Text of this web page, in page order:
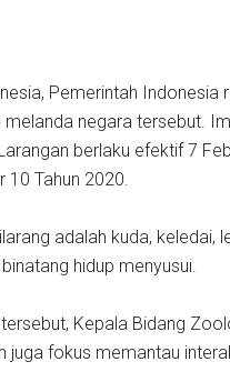
Pemerintah
negara tersebut.
berlaku efektif 7
10 Tahun 2020.
adalah kuda, keledai,
hidup menyusui.
Kepala Bidang
juga fokus memantau